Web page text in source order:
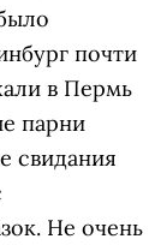
почти
в Пермь
парни
свидания
Не очень